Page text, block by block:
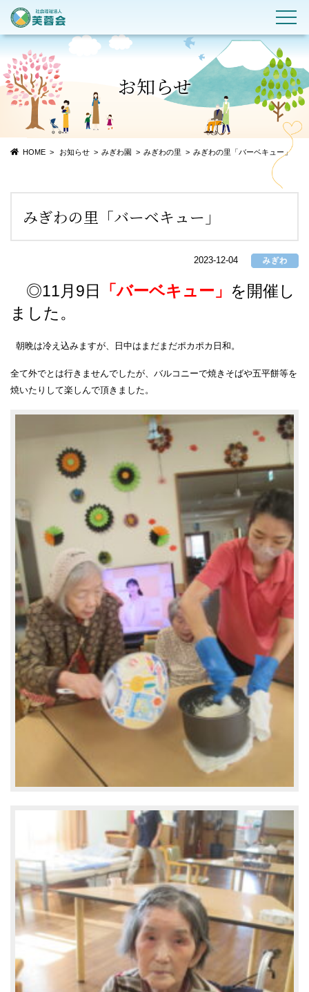
お知らせ
HOME お知らせ みぎわ園 みぎわの里 みぎわの里「バーベキュー」
みぎわの里「バーベキュー」
2023-12-04
◎11月9日 「バーベキュー」 を開催し
ました。
朝晩は冷え込みますが、日中はまだまだポカポカ日和。
全て外でとは行きませんでしたが、バルコニーで焼きそばや五平餅等を
焼いたりして楽しんで頂きました。